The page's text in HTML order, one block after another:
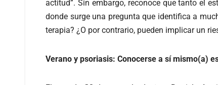
actitud”. Sin embargo, reconoce que tanto el
donde surge una pregunta que identifica a
terapia? ¿O por contrario, pueden implicar un
Verano y psoriasis: Conocerse a sí mismo(a)